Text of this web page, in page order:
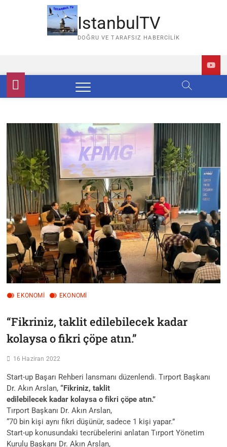
IstanbulTV
DOĞRU VE TARAFSIZ HABERCILIK
EKONOMİ EKONOMI
“Fikriniz, taklit edilebilecek kadar
kolaysa o fikri çöpe atın.”
16 Haziran 2022
Start-up Başarı Rehberi lansmanı düzenlendi. Tırport Başkanı
Dr. Akın Arslan,“Fikriniz, taklit
edilebilecek kadar kolaysa o fikri çöpe atın.”
Tırport Başkanı Dr. Akın Arslan,
“70 bin kişi aynı fikri düşünür, sadece 1 kişi yapar.”
Start-up konusundaki tecrübelerini anlatan Tırport Yönetim
Kurulu Başkanı Dr. Akın Arslan,